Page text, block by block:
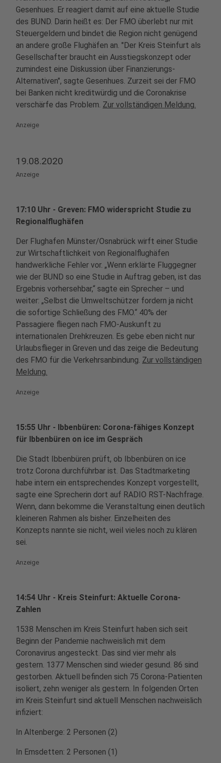
Gesenhues. Er reagiert damit auf eine aktuelle Studie
des BUND. Darin heißt es: Der FMO überlebt nur mit
Steuergeldern und bindet die Region nicht genügend
an andere große Flughäfen an. "Der Kreis Steinfurt als
Gesellschafter braucht ein Ausstiegskonzept oder
zumindest eine Diskussion über Finanzierungs-
Alternativen", sagte Gesenhues. Zurzeit sei der FMO
bei Banken nicht kreditwürdig und die Coronakrise
verschärfe das Problem. Zur vollständigen Meldung.
Anzeige
19.08.2020
Anzeige
17:10 Uhr - Greven: FMO widerspricht Studie zu
Regionalflughäfen
Der Flughafen Münster/Osnabrück wirft einer Studie
zur Wirtschaftlichkeit von Regionalflughäfen
handwerkliche Fehler vor. „Wenn erklärte Fluggegner
wie der BUND so eine Studie in Auftrag geben, ist das
Ergebnis vorhersehbar,“ sagte ein Sprecher – und
weiter: „Selbst die Umweltschützer fordern ja nicht
die sofortige Schließung des FMO.“ 40% der
Passagiere fliegen nach FMO-Auskunft zu
internationalen Drehkreuzen. Es gebe eben nicht nur
Urlaubsflieger in Greven und das zeige die Bedeutung
des FMO für die Verkehrsanbindung. Zur vollständigen
Meldung.
Anzeige
15:55 Uhr - Ibbenbüren: Corona-fähiges Konzept
für Ibbenbüren on ice im Gespräch
Die Stadt Ibbenbüren prüft, ob Ibbenbüren on ice
trotz Corona durchführbar ist. Das Stadtmarketing
habe intern ein entsprechendes Konzept vorgestellt,
sagte eine Sprecherin dort auf RADIO RST-Nachfrage.
Wenn, dann bekomme die Veranstaltung einen deutlich
kleineren Rahmen als bisher. Einzelheiten des
Konzepts nannte sie nicht, weil vieles noch zu klären
sei.
Anzeige
14:54 Uhr - Kreis Steinfurt: Aktuelle Corona-
Zahlen
1538 Menschen im Kreis Steinfurt haben sich seit
Beginn der Pandemie nachweislich mit dem
Coronavirus angesteckt. Das sind vier mehr als
gestern. 1377 Menschen sind wieder gesund. 86 sind
gestorben. Aktuell befinden sich 75 Corona-Patienten
isoliert, zehn weniger als gestern. In folgenden Orten
im Kreis Steinfurt sind aktuell Menschen nachweislich
infiziert:
In Altenberge: 2 Personen (2)
In Emsdetten: 2 Personen (1)